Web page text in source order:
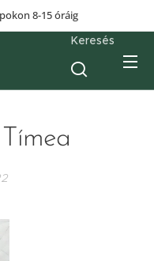
8-15 óráig
Keresés